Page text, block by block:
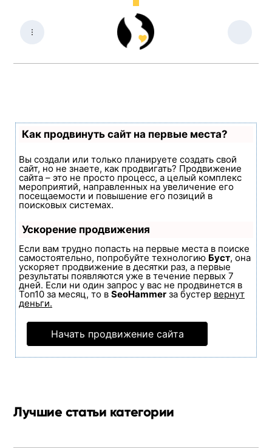
Как продвинуть сайт на первые места?
Вы создали или только планируете создать свой
сайт, но не знаете, как продвигать? Продвижение
сайта – это не просто процесс, а целый комплекс
мероприятий, направленных на увеличение его
посещаемости и повышение его позиций в
поисковых системах.
Ускорение продвижения
Если вам трудно попасть на первые места в поиске
самостоятельно, попробуйте технологию Буст, она
ускоряет продвижение в десятки раз, а первые
результаты появляются уже в течение первых 7
дней. Если ни один запрос у вас не продвинется в
Топ10 за месяц, то в SeoHammer за бустер вернут
деньги.
Начать продвижение сайта
Лучшие статьи категории